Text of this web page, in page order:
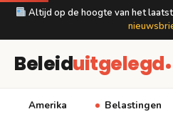
Altijd op de hoogte van het
Beleiduitgelegd
Amerika Belastingen